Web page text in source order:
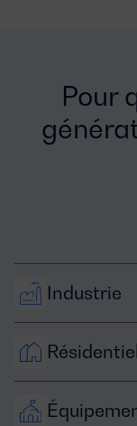
Pour
Industrie
Résidentiel